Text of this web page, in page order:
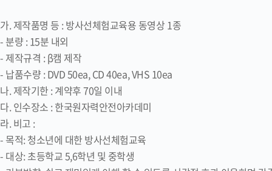
가. 제작품명 등 : 방사선체험교육용 동영상 1종
- 분량 : 15분 내외
- 제작규격 : β캠 제작
- 납품수량 : DVD 50ea, CD 40ea, VHS 10ea
나. 제작기한 : 계약후 70일 이내
다. 인수장소 : 한국원자력안전아카데미
라. 비고 :
- 목적: 청소년에 대한 방사선체험교육
- 대상: 초등학교 5,6학년 및 중학생